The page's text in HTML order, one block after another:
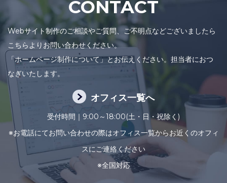
CONTACT
Webサイト制作のご相談やご質問、ご不明点などございましたら
こちらよりお問い合わせください。
「ホームページ制作について」とお伝えください。担当者におつ
なぎいたします。
オフィス一覧へ
受付時間｜9:00～18:00(土・日・祝除く)
※お電話にてお問い合わせの際はオフィス一覧からお近くのオフィ
スにご連絡ください
※全国対応